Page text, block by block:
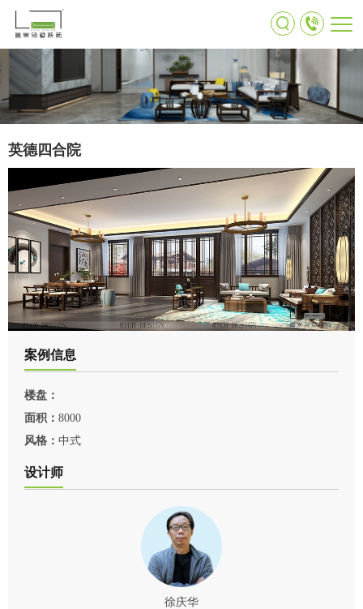
英德四合院
案例信息
楼盘：
面积： 8000
风格： 中式
设计师
徐庆华